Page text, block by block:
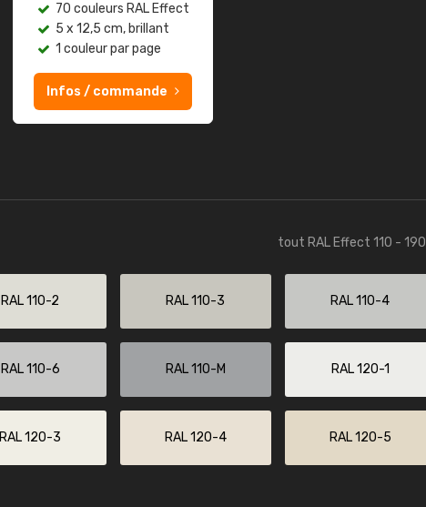
70 couleurs RAL Effect
5 x 12,5 cm, brillant
1 couleur par page
Infos / commande
tout RAL Effect 110 - 190
RAL 110-2 RAL 110-3 RAL 110-4
RAL 110-6 RAL 110-M RAL 120-1
RAL 120-3 RAL 120-4 RAL 120-5